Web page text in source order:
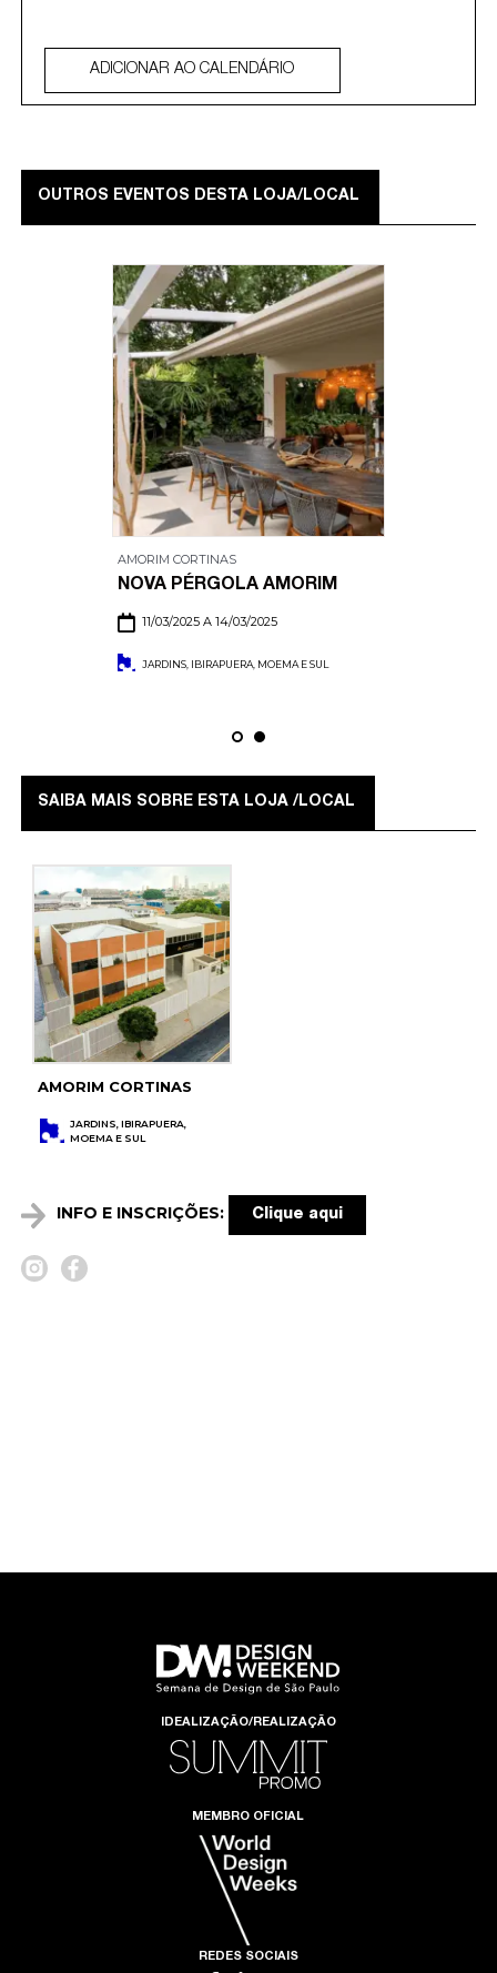
ADICIONAR AO CALENDÁRIO
OUTROS EVENTOS DESTA LOJA/LOCAL
AMORIM CORTINAS
NOVA PÉRGOLA AMORIM
11/03/2025 A 14/03/2025
JARDINS, IBIRAPUERA, MOEMA E SUL
SAIBA MAIS SOBRE ESTA LOJA /LOCAL
AMORIM CORTINAS
JARDINS, IBIRAPUERA,
MOEMA E SUL
INFO E INSCRIÇÕES: Clique aqui
IDEALIZAÇÃO/REALIZAÇÃO
MEMBRO OFICIAL
REDES SOCIAIS